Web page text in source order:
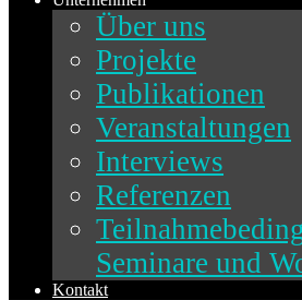
Über uns
Projekte
Publikationen
Veranstaltungen
Interviews
Referenzen
Seminare und
Kontakt